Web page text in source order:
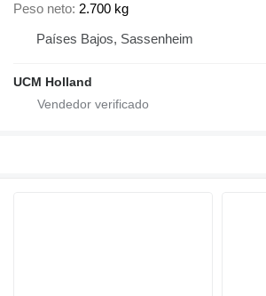
Peso neto 2.700 kg
Países Bajos, Sassenheim
UCM Holland